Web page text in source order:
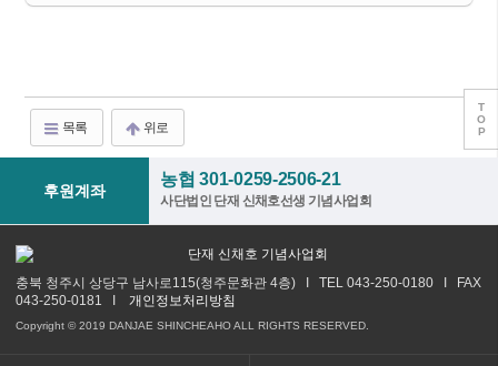
후원계좌
농협 301-0259-2506-21
사단법인 단재 신채호선생 기념사업회
목록 위로
T
O
P
충북 청주시 상당구 남사로115(청주문화관 4층) I TEL 043-250-0180 I FAX
043-250-0181 I 개인정보처리방침
Copyright © 2019 DANJAE SHINCHEAHO ALL RIGHTS RESERVED.